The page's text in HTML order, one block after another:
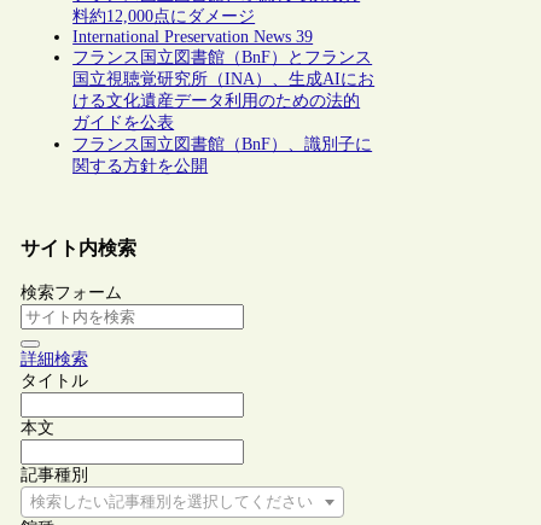
料約12,000点にダメージ
International Preservation News 39
フランス国立図書館（BnF）とフランス
国立視聴覚研究所（INA）、生成AIにお
ける文化遺産データ利用のための法的
ガイドを公表
フランス国立図書館（BnF）、識別子に
関する方針を公開
サイト内検索
検索フォーム
詳細検索
タイトル
本文
記事種別
検索したい記事種別を選択してください